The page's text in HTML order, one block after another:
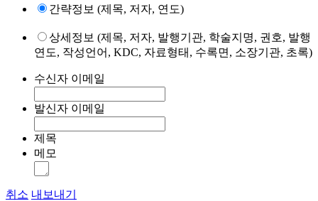
간략정보 (제목, 저자, 연도)
상세정보 (제목, 저자, 발행기관, 학술지명, 권호, 발행
연도, 작성언어, KDC, 자료형태, 수록면, 소장기관, 초록)
수신자 이메일
발신자 이메일
제목
메모
취소 내보내기